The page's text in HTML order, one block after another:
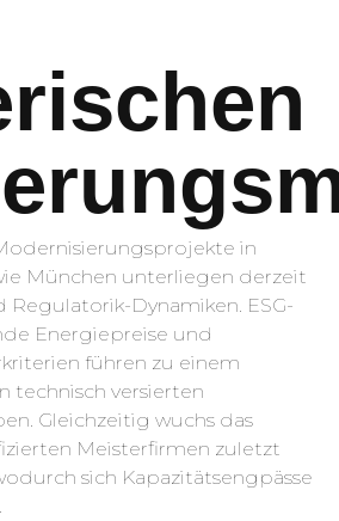
in
München unterliegen derzeit
Regulatorik-Dynamiken. ESG-
Energiepreise und
führen zu einem
technisch versierten
Gleichzeitig wuchs das
Meisterfirmen zuletzt
sich Kapazitätsengpässe